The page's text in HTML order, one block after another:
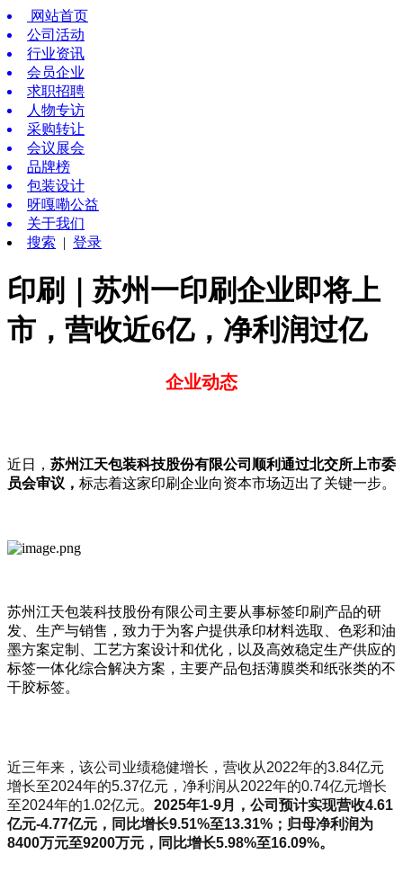
网站首页
公司活动
行业资讯
会员企业
求职招聘
人物专访
采购转让
会议展会
品牌榜
包装设计
呀嘎嘞公益
关于我们
搜索 | 登录
印刷｜苏州一印刷企业即将上
市，营收近6亿，净利润过亿
企业动态
近日， 苏州江天包装科技股份有限公司顺利通过北交所上市委
员会审议， 标志着这家印刷企业向资本市场迈出了关键一步。
苏州江天包装科技股份有限公司主要从事标签印刷产品的研
发、生产与销售，致力于为客户提供承印材料选取、色彩和油
墨方案定制、工艺方案设计和优化，以及高效稳定生产供应的
标签一体化综合解决方案，主要产品包括薄膜类和纸张类的不
干胶标签。
近三年来，该公司业绩稳健增长，营收从2022年的3.84亿元
增长至2024年的5.37亿元，净利润从2022年的0.74亿元增长
至2024年的1.02亿元。 2025年1-9月，公司预计实现营收4.61
亿元-4.77亿元，同比增长9.51%至13.31% ；归母净利润为
8400万元至9200万元，同比增长5.98%至16.09%。